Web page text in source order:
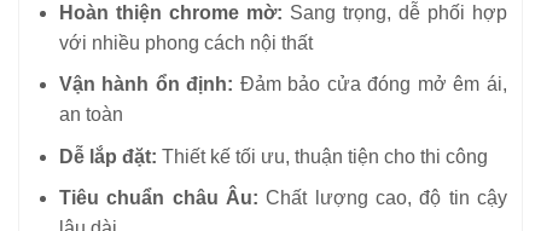
Hoàn thiện chrome mờ: Sang trọng, dễ phối hợp
với nhiều phong cách nội thất
Vận hành ổn định: Đảm bảo cửa đóng mở êm ái,
an toàn
Dễ lắp đặt: Thiết kế tối ưu, thuận tiện cho thi công
Tiêu chuẩn châu Âu: Chất lượng cao, độ tin cậy